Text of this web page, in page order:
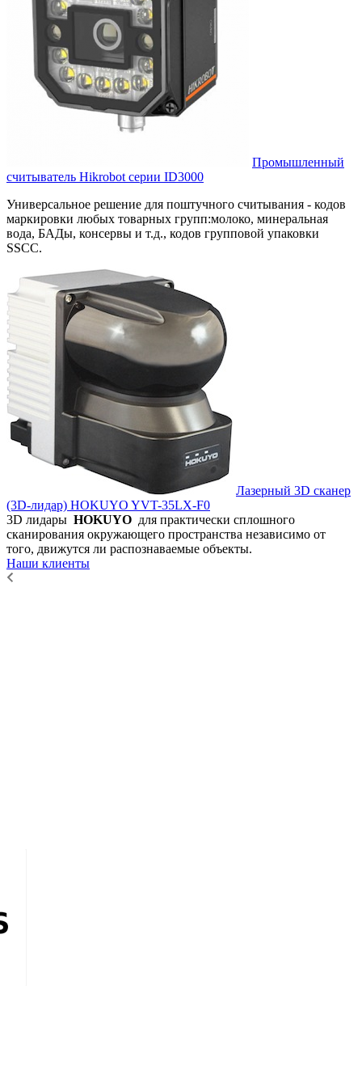
Промышленный
считыватель Hikrobot серии ID3000
Универсальное решение для поштучного считывания - кодов
маркировки любых товарных групп:молоко, минеральная
вода, БАДы, консервы и т.д., кодов групповой упаковки
SSCC.
Лазерный 3D сканер
(3D-лидар) HOKUYO YVT-35LX-F0
3D лидары HOKUYO для практически сплошного
сканирования окружающего пространства независимо от
того, движутся ли распознаваемые объекты.
Наши клиенты